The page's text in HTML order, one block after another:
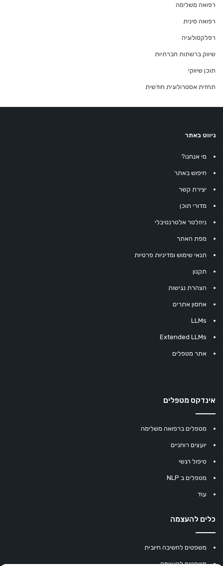
רפואה משלימה
רפואה סינית
רפלקסולוגיה
שיווק ברשתות חברתיות
תוכן שיווקי
תחזית אסטרולוגית חודשית
ניווט באתר
מי אנחנו?
חיפוש באתר
יצירת קשר
מדורי תוכן
ניוזלטר אלטרנטיבלי
מפת האתר
תנאי שימוש ומדיניות פרטיות
תקנון
הצהרת נגישות
אחסון אתרים
LLMs
Extended LLMs
אתר מטפלים
אינדקס מטפלים
מטפלים ברפואה משלימה
יועצים רוחניים
טיפול רגשי
מטפלים ב NLP
עוד
כלים להעצמה
משפטים לחשיבה חיובית
משפטים להעצמה